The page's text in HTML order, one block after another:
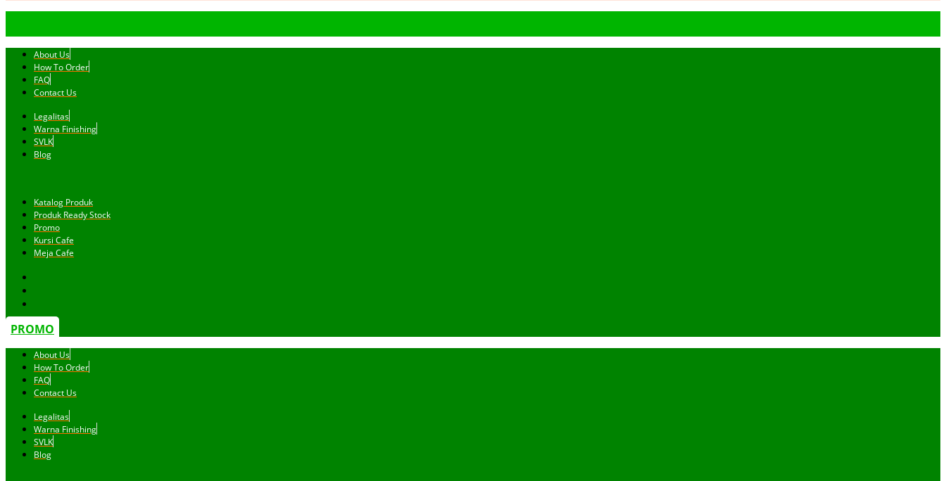
About Us
How To Order
FAQ
Contact Us
Legalitas
Warna Finishing
SVLK
Blog
Katalog Produk
Produk Ready Stock
Promo
Kursi Cafe
Meja Cafe
PROMO
About Us
How To Order
FAQ
Contact Us
Legalitas
Warna Finishing
SVLK
Blog